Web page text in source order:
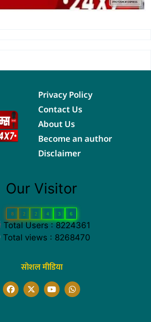
Privacy Policy
Contact Us
About Us
Become an author
Disclaimer
Our Visitor
8 2 2 4 3 6
Total Users : 8224361
Total views : 8268470
सोशल मीडिया